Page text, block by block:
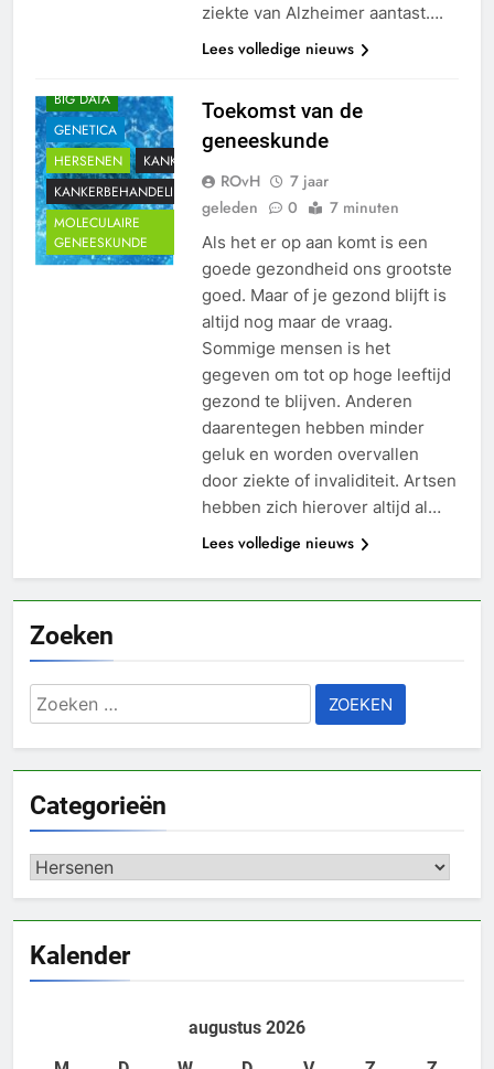
ziekte van Alzheimer aantast….
Lees volledige nieuws
BIG DATA
GENETICA
HERSENEN
KANKER
KANKERBEHANDELING
MOLECULAIRE
GENEESKUNDE
Toekomst van de
geneeskunde
ROvH
7 jaar
geleden
0 7 minuten
Als het er op aan komt is een
goede gezondheid ons grootste
goed. Maar of je gezond blijft is
altijd nog maar de vraag.
Sommige mensen is het
gegeven om tot op hoge leeftijd
gezond te blijven. Anderen
daarentegen hebben minder
geluk en worden overvallen
door ziekte of invaliditeit. Artsen
hebben zich hierover altijd al…
Lees volledige nieuws
Zoeken
Zoeken
naar:
Categorieën
Categorieën
Kalender
augustus 2026